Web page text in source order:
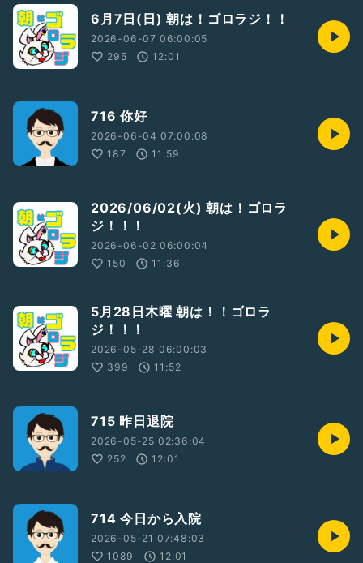
6月7日(日) 朝は！ゴロラジ！！
2026-06-07 06:00:05
295
12:01
716 你好
2026-06-04 07:00:08
187
11:59
2026/06/02(火) 朝は！ゴロラ
ジ！！！
2026-06-02 06:00:04
150
11:36
5月28日木曜 朝は！！ゴロラ
ジ！！！
2026-05-28 06:00:03
399
11:52
715 昨日退院
2026-05-25 02:36:04
252
12:01
714 今日から入院
2026-05-21 07:48:03
1089
12:01